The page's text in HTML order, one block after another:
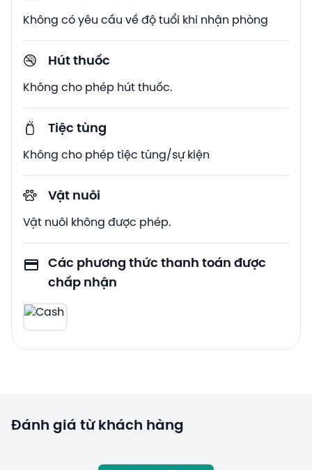
Không có yêu cầu về độ tuổi khi nhận phòng
Hút thuốc
Không cho phép hút thuốc.
Tiệc tùng
Không cho phép tiệc tùng/sự kiện
Vật nuôi
Vật nuôi không được phép.
Các phương thức thanh toán được
chấp nhận
Đánh giá từ khách hàng